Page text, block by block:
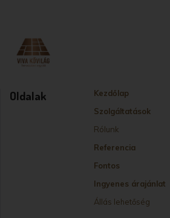
Oldalak
Kezdőlap
Szolgáltatások
Rólunk
Referencia
Fontos
Ingyenes árajánlat
Állás lehetőség